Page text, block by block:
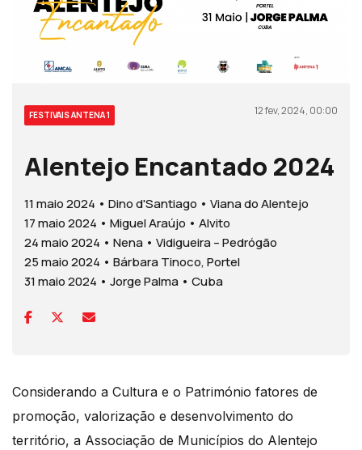
FESTIVAIS ANTENA 1 12 fev, 2024, 00:00
Alentejo Encantado 2024
11 maio 2024 • Dino d'Santiago • Viana do Alentejo
17 maio 2024 • Miguel Araújo • Alvito
24 maio 2024 • Nena • Vidigueira – Pedrógão
25 maio 2024 • Bárbara Tinoco, Portel
31 maio 2024 • Jorge Palma • Cuba
Considerando a Cultura e o Património fatores de
promoção, valorização e desenvolvimento do
território, a Associação de Municípios do Alentejo